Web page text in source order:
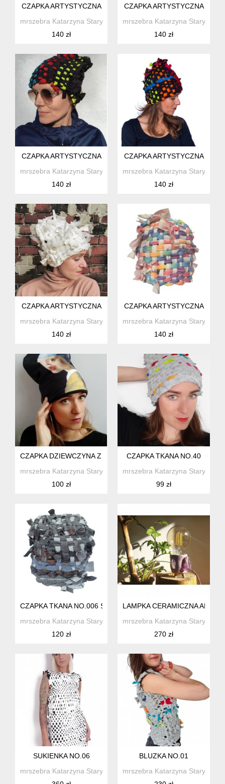
CZAPKA ARTYSTYCZNA
mrszebra Katarzyna Staryk
140 zł
CZAPKA ARTYSTYCZNA
mrszebra Katarzyna Staryk
140 zł
CZAPKA ARTYSTYCZNA
mrszebra Katarzyna Staryk
140 zł
CZAPKA ARTYSTYCZNA
mrszebra Katarzyna Staryk
140 zł
CZAPKA ARTYSTYCZNA
mrszebra Katarzyna Staryk
140 zł
CZAPKA ARTYSTYCZNA
mrszebra Katarzyna Staryk
140 zł
CZAPKA DZIEWCZYNA Z PERŁĄ
mrszebra Katarzyna Staryk
100 zł
CZAPKA TKANA NO.40
mrszebra Katarzyna Staryk
99 zł
CZAPKA TKANA NO.006 SERIA 3
mrszebra Katarzyna Staryk
120 zł
LAMPKA CERAMICZNA
mrszebra Katarzyna Staryk
270 zł
SUKIENKA NO.06
mrszebra Katarzyna Staryk
BLUZKA NO.01
mrszebra Katarzyna Staryk